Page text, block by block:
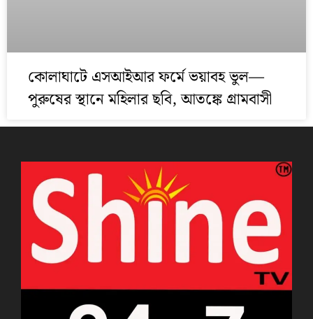
কোলাঘাটে এসআইআর ফর্মে ভয়াবহ ভুল—
পুরুষের স্থানে মহিলার ছবি, আতঙ্কে গ্রামবাসী